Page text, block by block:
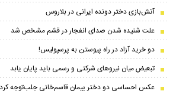
آتش‌بازی دختر دونده ایرانی در بلاروس
علت شنیده شدن صدای انفجار در قشم مشخص شد
دو خرید آزاد در راه پیوستن به پرسپولیس!
تبعیض میان نیروهای شرکتی و رسمی باید پایان یابد
عکس احساسی دو دختر پیمان‌ قاسم‌خانی جلب‌توجه کرد